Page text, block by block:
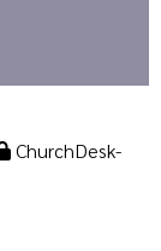
ChurchDesk-